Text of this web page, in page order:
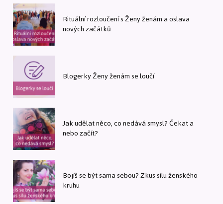
Rituální rozloučení s Ženy ženám a oslava
nových začátků
Blogerky Ženy ženám se loučí
Jak udělat něco, co nedává smysl? Čekat a
nebo začít?
Bojíš se být sama sebou? Zkus sílu ženského
kruhu